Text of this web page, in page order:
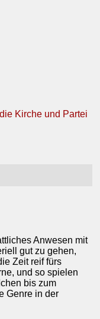
Kirche und Partei
Anwesen mit
gut zu gehen,
Zeit reif fürs
und so spielen
bis zum
Genre in der